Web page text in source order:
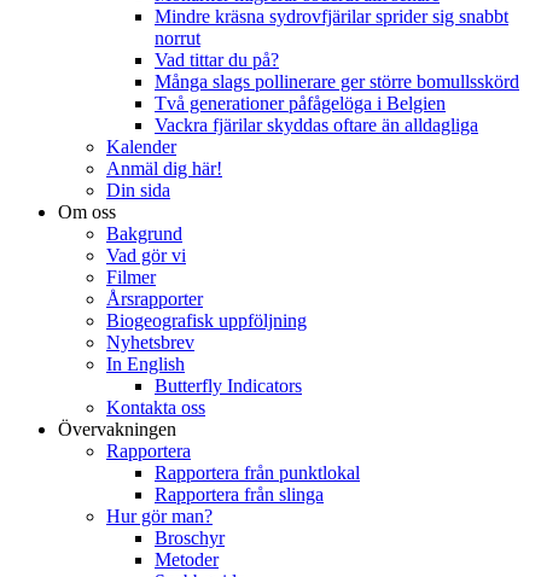
Mindre kräsna sydrovfjärilar sprider sig snabbt
norrut
Vad tittar du på?
Många slags pollinerare ger större bomullsskörd
Två generationer påfågelöga i Belgien
Vackra fjärilar skyddas oftare än alldagliga
Kalender
Anmäl dig här!
Din sida
Om oss
Bakgrund
Vad gör vi
Filmer
Årsrapporter
Biogeografisk uppföljning
Nyhetsbrev
In English
Butterfly Indicators
Kontakta oss
Övervakningen
Rapportera
Rapportera från punktlokal
Rapportera från slinga
Hur gör man?
Broschyr
Metoder